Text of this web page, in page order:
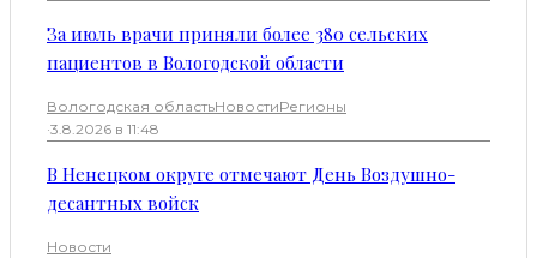
За июль врачи приняли более 380 сельских
пациентов в Вологодской области
Вологодская областьНовостиРегионы
·3.8.2026 в 11:48
В Ненецком округе отмечают День Воздушно-
десантных войск
Новости